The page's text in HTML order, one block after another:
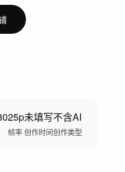
25p
帧率
未填写
创作时间
不含AI
创作类型